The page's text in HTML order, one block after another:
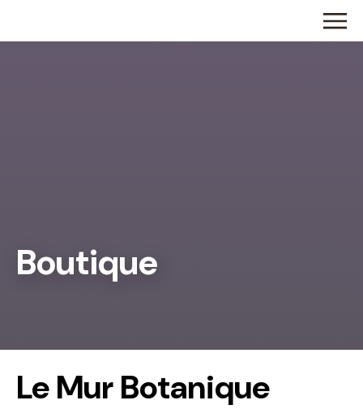
Boutique
Le Mur Botanique